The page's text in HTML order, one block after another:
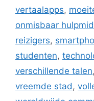
vertaalapps,
onmisbaar
reizigers,
studenten,
verschillende talen,
vreemde stad ,